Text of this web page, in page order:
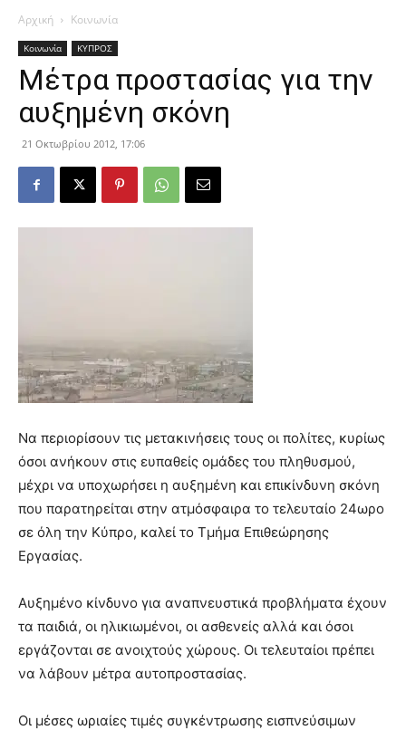
Αρχική Κοινωνία
Κοινωνία ΚΥΠΡΟΣ
Μέτρα προστασίας για την
αυξημένη σκόνη
21 Οκτωβρίου 2012, 17:06
Να περιορίσουν τις μετακινήσεις τους οι πολίτες, κυρίως
όσοι ανήκουν στις ευπαθείς ομάδες του πληθυσμού,
μέχρι να υποχωρήσει η αυξημένη και επικίνδυνη σκόνη
που παρατηρείται στην ατμόσφαιρα το τελευταίο 24ωρο
σε όλη την Κύπρο, καλεί το Τμήμα Επιθεώρησης
Εργασίας.
Αυξημένο κίνδυνο για αναπνευστικά προβλήματα έχουν
τα παιδιά, οι ηλικιωμένοι, οι ασθενείς αλλά και όσοι
εργάζονται σε ανοιχτούς χώρους. Οι τελευταίοι πρέπει
να λάβουν μέτρα αυτοπροστασίας.
Οι μέσες ωριαίες τιμές συγκέντρωσης εισπνεύσιμων